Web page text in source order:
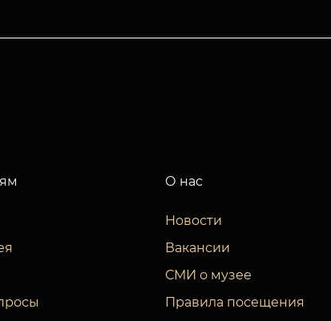
О нас
Новости
Вакансии
СМИ о музее
Правила посещения